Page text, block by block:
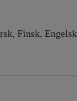
Finsk, Engelsk